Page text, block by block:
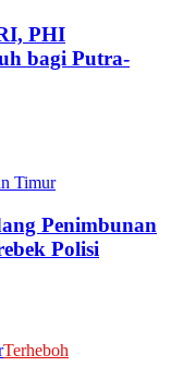
PHI
bagi Putra-
Timur
Penimbunan
Polisi
Terheboh